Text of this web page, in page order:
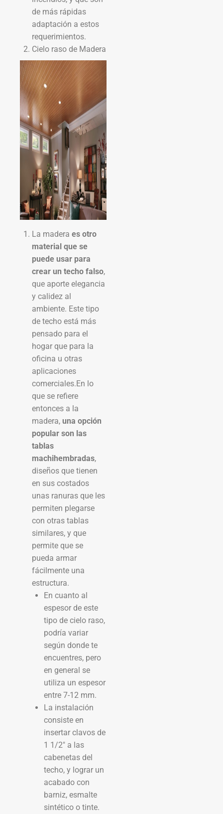
de más rápidas
adaptación a estos
requerimientos.
Cielo raso de Madera
La madera es otro
material que se
puede usar para
crear un techo falso,
que aporte elegancia
y calidez al
ambiente. Este tipo
de techo está más
pensado para el
hogar que para la
oficina u otras
aplicaciones
comerciales.En lo
que se refiere
entonces a la
madera, una opción
popular son las
tablas
machihembradas,
diseños que tienen
en sus costados
unas ranuras que les
permiten plegarse
con otras tablas
similares, y que
permite que se
pueda armar
fácilmente una
estructura.
En cuanto al
espesor de este
tipo de cielo raso,
podría variar
según donde te
encuentres, pero
en general se
utiliza un espesor
entre 7-12 mm.
La instalación
consiste en
insertar clavos de
1 1/2″ a las
cabenetas del
techo, y lograr un
acabado con
barniz, esmalte
sintético o tinte.